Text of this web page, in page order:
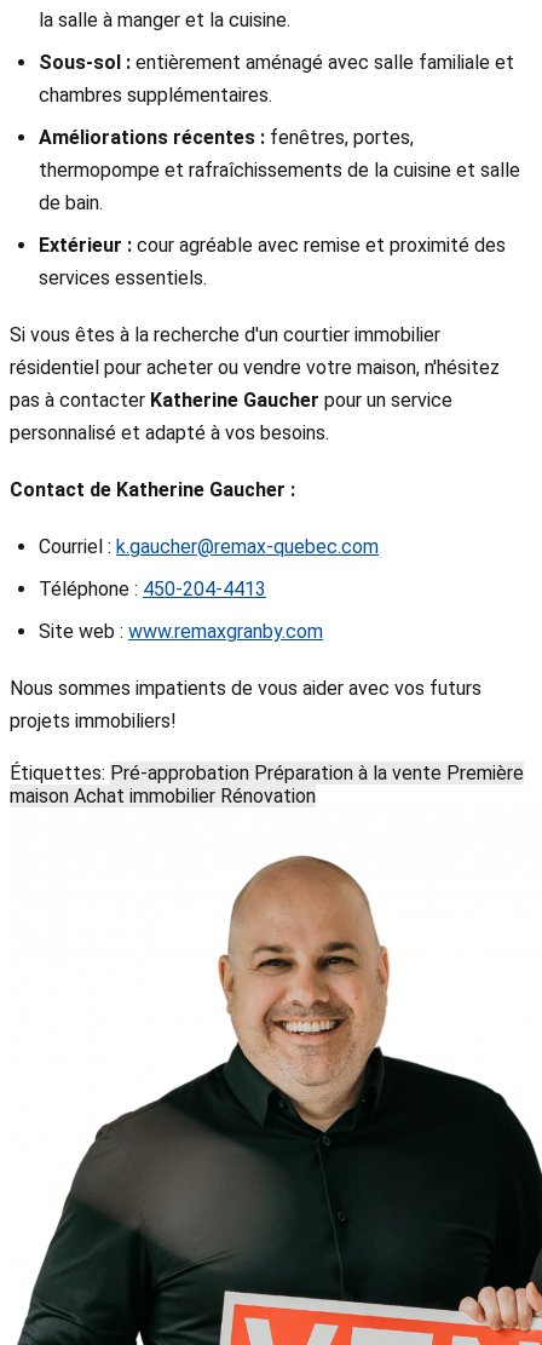
la salle à manger et la cuisine.
Sous-sol : entièrement aménagé avec salle familiale et
chambres supplémentaires.
Améliorations récentes : fenêtres, portes,
thermopompe et rafraîchissements de la cuisine et salle
de bain.
Extérieur : cour agréable avec remise et proximité des
services essentiels.
Si vous êtes à la recherche d'un courtier immobilier
résidentiel pour acheter ou vendre votre maison, n'hésitez
pas à contacter Katherine Gaucher pour un service
personnalisé et adapté à vos besoins.
Contact de Katherine Gaucher :
Courriel : k.gaucher@remax-quebec.com
Téléphone : 450-204-4413
Site web : www.remaxgranby.com
Nous sommes impatients de vous aider avec vos futurs
projets immobiliers!
Étiquettes: Pré-approbation Préparation à la vente Première
maison Achat immobilier Rénovation